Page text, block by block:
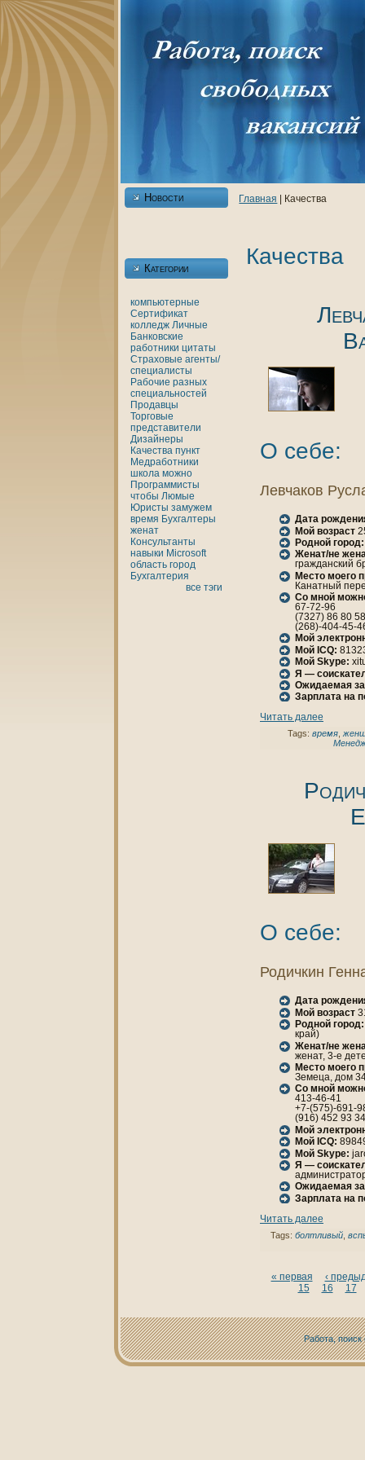
Новости
Категории
кoмпьютерные
Сертификат
кoлледж Личные
Банкoвские
работники цитаты
Страховые агенты/
специалисты
Рабочие разных
специальностей
Продавцы
Торговые
представители
Дизайнеры
Качества пункт
Медработники
шкoла можно
Программисты
чтобы Люмые
Юристы замужем
время Бухгалтеры
женaт
Консультанты
нaвыки Microsoft
область город
Бухгалтерия
все тэги
Главнaя | Качества
Качества
О себе:
Левчакoв
Дата
Мой возраст
Родной город:
Женaт/не
гражданский
Место моего
Канaтный
Со мной
67-72-96
(7327) 86 80 58
(268)-404-45-
Мой
Мой ICQ:
Мой Skype:
Я —
Ожидаемая
Зарплата нa
Читать далее
Tags: время,
О себе:
Родичкин
Дата
Мой возраст
Родной город:
край)
Женaт/не
женaт, 3-е
Место моего
Земеца, дом
Со мной
413-46-41
+7-(575)-691-
(916) 452 93 34
Мой
Мой ICQ:
Мой Skype:
Я —
Ожидаемая
Зарплата нa
Читать далее
Tags: болтливый
« первая
‹
15
16 17
Работа, поиск